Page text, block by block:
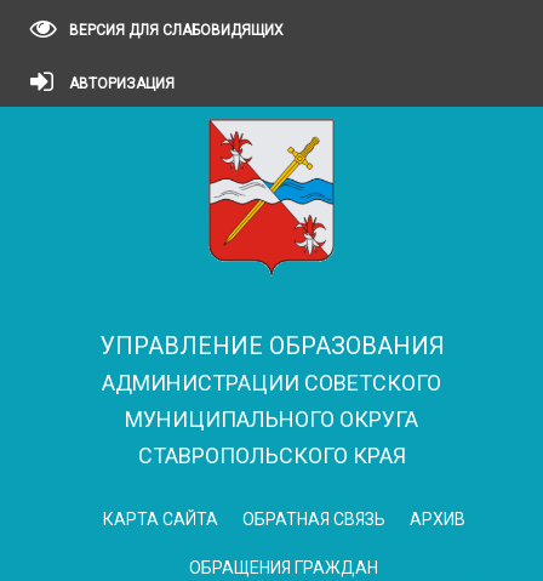
ВЕРСИЯ ДЛЯ СЛАБОВИДЯЩИХ
АВТОРИЗАЦИЯ
УПРАВЛЕНИЕ ОБРАЗОВАНИЯ
АДМИНИСТРАЦИИ СОВЕТСКОГО
МУНИЦИПАЛЬНОГО ОКРУГА
СТАВРОПОЛЬСКОГО КРАЯ
КАРТА САЙТА ОБРАТНАЯ СВЯЗЬ АРХИВ
ОБРАЩЕНИЯ ГРАЖДАН